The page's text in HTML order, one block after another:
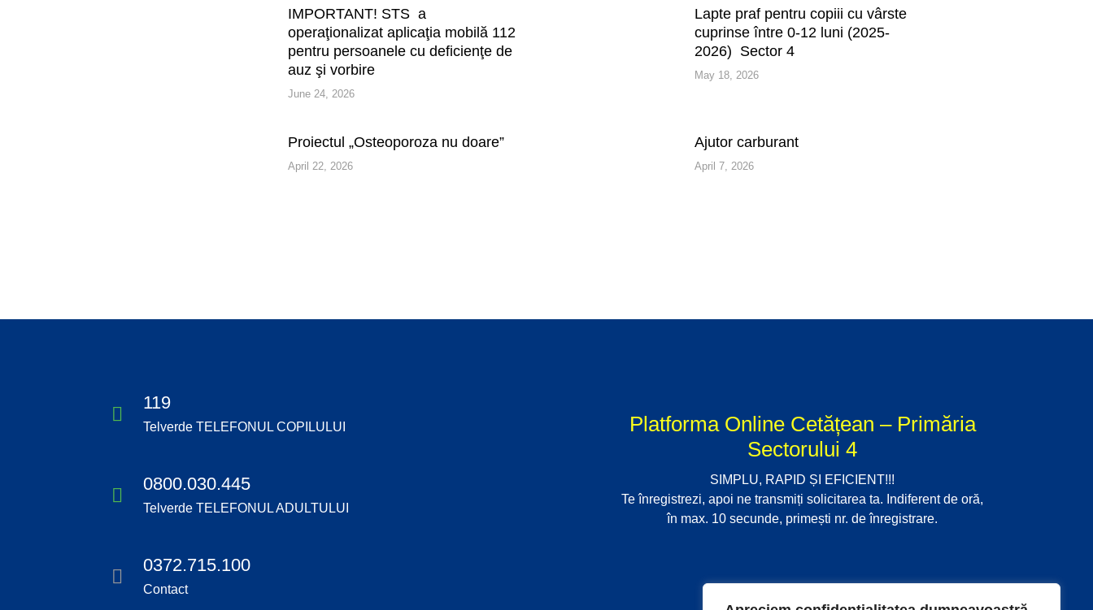
IMPORTANT! STS a
operaţionalizat aplicaţia mobilă 112
pentru persoanele cu deficienţe de
auz şi vorbire
June 24, 2026
Lapte praf pentru copiii cu vârste
cuprinse între 0-12 luni (2025-
2026) Sector 4
May 18, 2026
Proiectul „Osteoporoza nu doare”
April 22, 2026
Ajutor carburant
April 7, 2026
119
Telverde TELEFONUL COPILULUI
0800.030.445
Telverde TELEFONUL ADULTULUI
0372.715.100
Contact
Platforma Online Cetățean – Primăria
Sectorului 4
SIMPLU, RAPID ȘI EFICIENT!!!
Te înregistrezi, apoi ne transmiți solicitarea ta. Indiferent de oră,
în max. 10 secunde, primești nr. de înregistrare.